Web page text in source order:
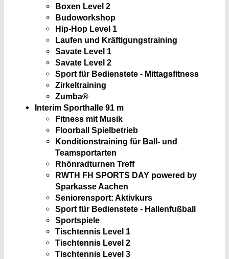
Boxen Level 2
Budoworkshop
Hip-Hop Level 1
Laufen und Kräftigungstraining
Savate Level 1
Savate Level 2
Sport für Bedienstete - Mittagsfitness
Zirkeltraining
Zumba®
Interim Sporthalle 91 m
Fitness mit Musik
Floorball Spielbetrieb
Konditionstraining für Ball- und
Teamsportarten
Rhönradturnen Treff
RWTH FH SPORTS DAY powered by
Sparkasse Aachen
Seniorensport: Aktivkurs
Sport für Bedienstete - Hallenfußball
Sportspiele
Tischtennis Level 1
Tischtennis Level 2
Tischtennis Level 3